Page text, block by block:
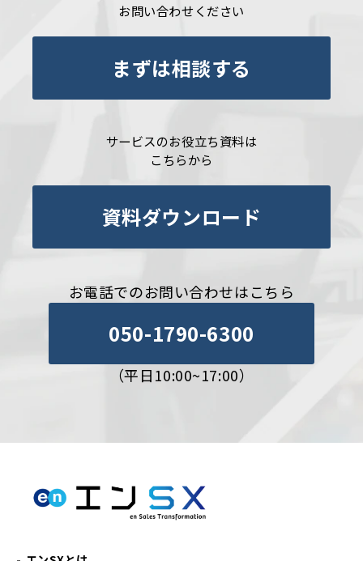
お問い合わせください
まずは相談する
サービスのお役立ち資料は
こちらから
資料ダウンロード
お電話でのお問い合わせはこちら
050-1790-6300
（平日10:00~17:00）